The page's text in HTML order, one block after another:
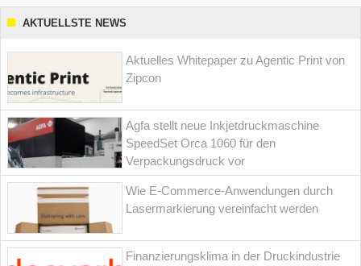
AKTUELLSTE NEWS
Aktuelles Whitepaper zu Agentic Print von
Zipcon
Agfa stellt neue Inkjetdruckmaschine
SpeedSet Orca 1060 für den
Verpackungsdruck vor
Wie E-Commerce-Anwendungen durch
Lasermarkierung vereinfacht werden
Finanzierungsklima in der Druckindustrie